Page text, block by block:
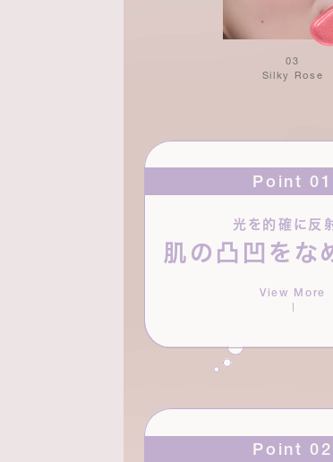
03
Silky Rose
Point 01
光を的確に反
肌の凸凹をな
透明感と輝度の高いパールをバラ
ことで、光を的確に反射し、肌の
で、肌なじみにすぐれ、失敗知ら
View More
Point 02